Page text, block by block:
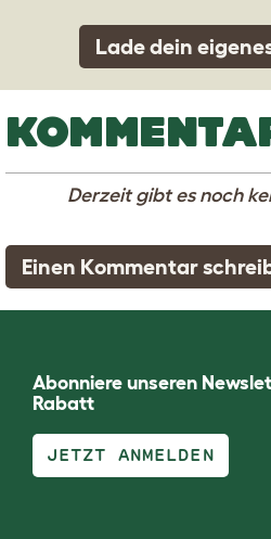
Lade dein
Derzeit gibt es noch
Einen Kommentar
Abonniere unseren
Rabatt
JETZT ANMELDEN